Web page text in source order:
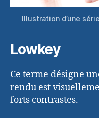
Illustration d’une
Lowkey
Ce terme désigne
rendu est
forts contrastes.